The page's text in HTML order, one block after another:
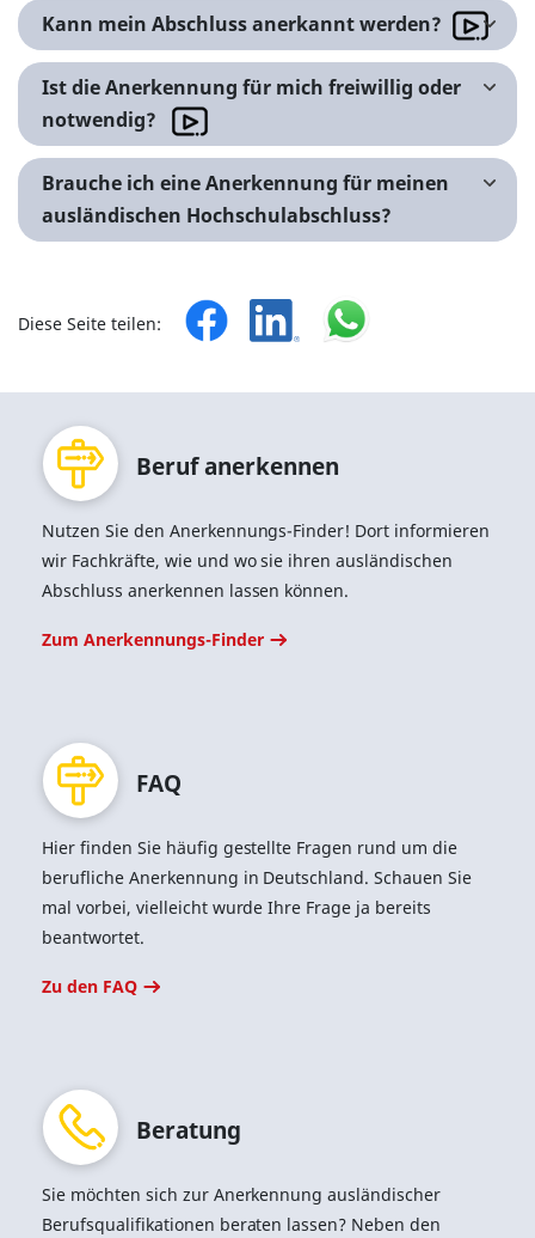
Kann mein Abschluss anerkannt werden?
Ist die Anerkennung für mich freiwillig oder
notwendig?
Brauche ich eine Anerkennung für meinen
ausländischen Hochschulabschluss?
Diese Seite teilen:
Be­ruf an­er­ken­nen
Nutzen Sie den Anerkennungs-Finder! Dort informieren
wir Fachkräfte, wie und wo sie ihren ausländischen
Abschluss anerkennen lassen können.
Zum Anerkennungs-Finder
FAQ
Hier finden Sie häufig gestellte Fragen rund um die
berufliche Anerkennung in Deutschland. Schauen Sie
mal vorbei, vielleicht wurde Ihre Frage ja bereits
beantwortet.
Zu den FAQ
Be­ra­tung
Sie möchten sich zur Anerkennung ausländischer
Berufsqualifikationen beraten lassen? Neben den